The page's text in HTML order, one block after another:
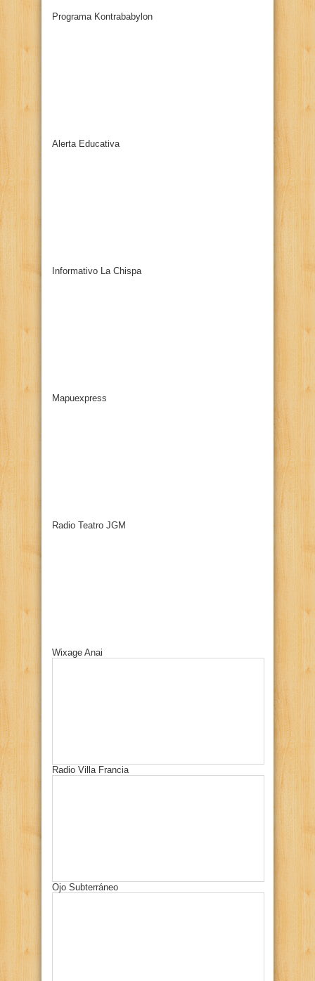
Programa Kontrababylon
Alerta Educativa
Informativo La Chispa
Mapuexpress
Radio Teatro JGM
Wixage Anai
Radio Villa Francia
Ojo Subterráneo